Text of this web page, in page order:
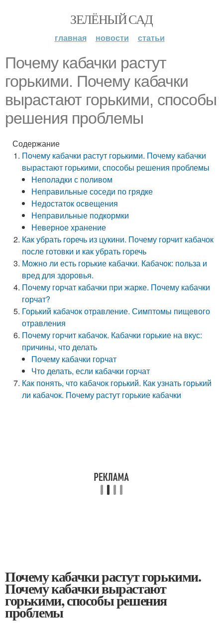
ЗЕЛЁНЫЙ САД
главная новости статьи
Почему кабачки растут
горькими. Почему кабачки
вырастают горькими, способы
решения проблемы
Содержание
Почему кабачки растут горькими. Почему кабачки
вырастают горькими, способы решения проблемы
Неполадки с поливом
Неправильные соседи по грядке
Недостаток освещения
Неправильные подкормки
Неверное хранение
Как убрать горечь из цукини. Почему горчит кабачок
после готовки и как убрать горечь
Можно ли есть горькие кабачки. Кабачок: польза и
вред для здоровья.
Почему горчат кабачки при жарке. Почему кабачки
горчат?
Горький кабачок отравление. Симптомы пищевого
отравления
Почему горчит кабачок. Кабачки горькие на вкус:
причины, что делать
Почему кабачки горчат
Что делать, если кабачки горчат
Как понять, что кабачок горький. Как узнать горький
ли кабачок. Почему растут горькие кабачки
Почему кабачки растут горькими.
Почему кабачки вырастают
горькими, способы решения
проблемы